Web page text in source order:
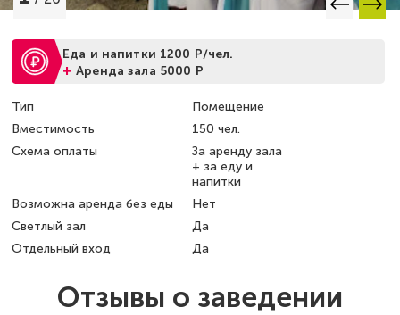
Еда и напитки 1200 Р/чел.
+ Аренда зала 5000 Р
Тип
Помещение
Вместимость
150 чел.
Схема оплаты
За аренду зала
+ за еду и
напитки
Возможна аренда без еды
Нет
Светлый зал
Да
Отдельный вход
Да
Отзывы о заведении